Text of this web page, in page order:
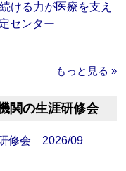
ける力が医療を支え
センター
もっと見る »
関の生涯研修会
修会 2026/09